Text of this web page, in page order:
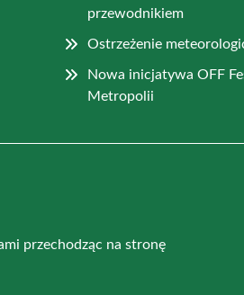
przewodnikiem
Ostrzeżenie
Nowa inicjatywa OFF
Metropolii
przechodząc na stronę